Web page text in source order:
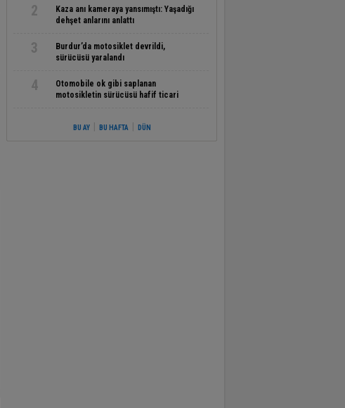
2
Kaza anı kameraya yansımıştı: Yaşadığı
dehşet anlarını anlattı
3
Burdur’da motosiklet devrildi,
sürücüsü yaralandı
4
Otomobile ok gibi saplanan
motosikletin sürücüsü hafif ticari
BU AY BU HAFTA DÜN